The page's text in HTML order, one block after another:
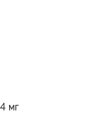
мг